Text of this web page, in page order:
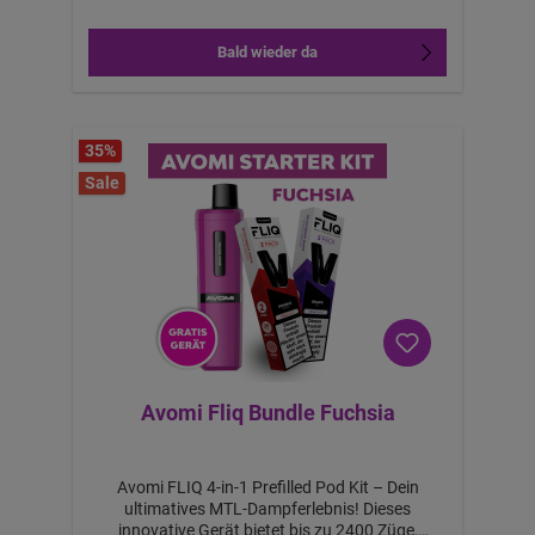
Bald wieder da
35%
Sale
Avomi Fliq Bundle Fuchsia
Avomi FLIQ 4-in-1 Prefilled Pod Kit – Dein
ultimatives MTL-Dampferlebnis! Dieses
innovative Gerät bietet bis zu 2400 Züge,